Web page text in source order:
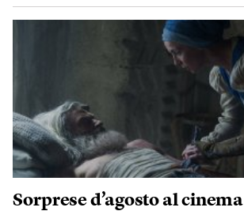
Sorprese d’agosto al cinema